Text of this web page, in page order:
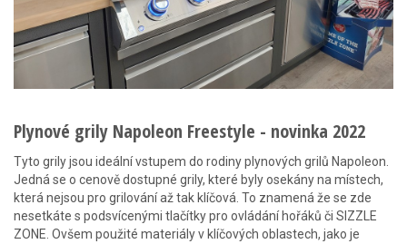
Plynové grily Napoleon Freestyle - novinka 2022
Tyto grily jsou ideální vstupem do rodiny plynových grilů Napoleon.
Jedná se o cenově dostupné grily, které byly osekány na místech,
která nejsou pro grilování až tak klíčová. To znamená že se zde
nesetkáte s podsvícenými tlačítky pro ovládání hořáků či SIZZLE
ZONE. Ovšem použité materiály v klíčových oblastech, jako je